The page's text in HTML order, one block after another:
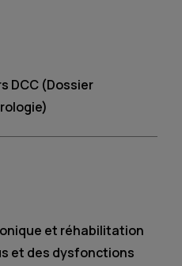
DCC (Dossier
et réhabilitation
et des dysfonctions